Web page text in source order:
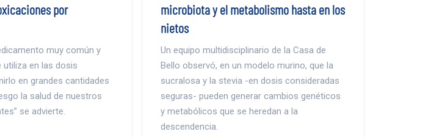
por
muy común y
utiliza en las dosis
en grandes cantidades
la salud de nuestros
se advierte.
microbiota y el metabolismo hasta en los
nietos
Un equipo multidisciplinario de la Casa de
Bello observó, en un modelo murino, que la
sucralosa y la stevia -en dosis consideradas
seguras- pueden generar cambios genéticos
y metabólicos que se heredan a la
descendencia.